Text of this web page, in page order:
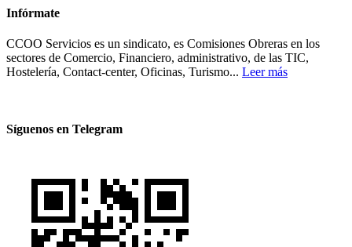
Infórmate
CCOO Servicios es un sindicato, es Comisiones Obreras en los
sectores de Comercio, Financiero, administrativo, de las TIC,
Hostelería, Contact-center, Oficinas, Turismo... Leer más
Síguenos en Telegram